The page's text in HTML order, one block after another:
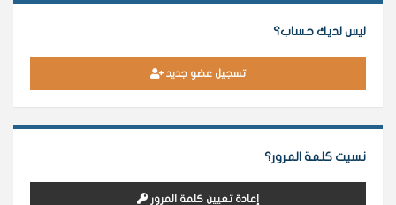
ليس لديك حساب؟
تسجيل عضو جديد
نسيت كلمة المرور؟
إعادة تعيين كلمة المرور